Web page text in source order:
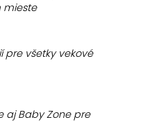
mieste
pre všetky vekové
aj Baby Zone pre